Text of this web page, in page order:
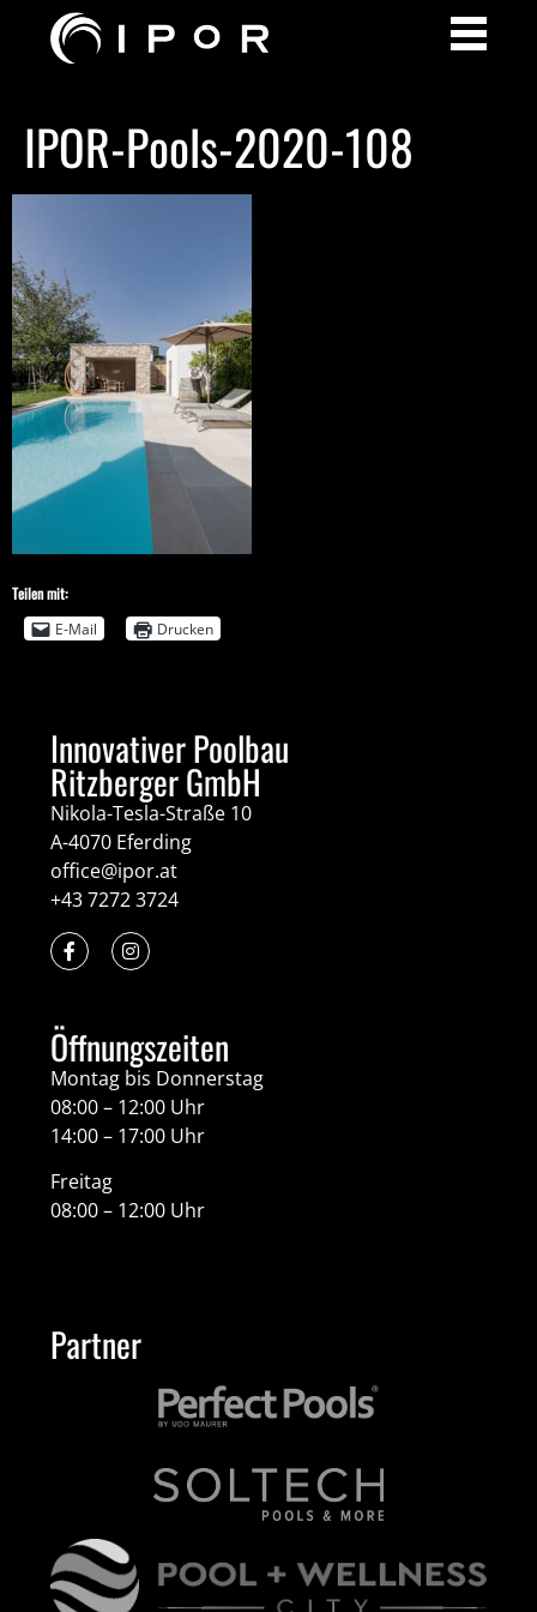
IPOR-Pools-2020-108
Teilen mit:
E-Mail
Drucken
Innovativer Poolbau
Ritzberger GmbH
Nikola-Tesla-Straße 10
A-4070 Eferding
office@ipor.at
+43 7272 3724
Öffnungszeiten
Montag bis Donnerstag
08:00 – 12:00 Uhr
14:00 – 17:00 Uhr
Freitag
08:00 – 12:00 Uhr
Partner